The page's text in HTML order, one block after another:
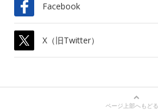
Facebook
X（旧Twitter）
ページ上部へもどる